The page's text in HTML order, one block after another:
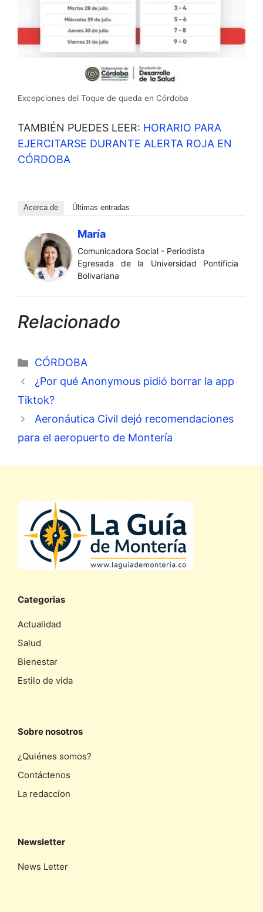
Excepciones del Toque de queda en Córdoba
TAMBIÉN PUEDES LEER: HORARIO PARA
EJERCITARSE DURANTE ALERTA ROJA EN
CÓRDOBA
Acerca de Últimas entradas
María
Comunicadora Social - Periodista
Egresada de la Universidad Pontificia
Bolivariana
Relacionado
Categorías
CÓRDOBA
¿Por qué Anonymous pidió borrar la app
Tiktok?
Aeronáutica Civil dejó recomendaciones
para el aeropuerto de Montería
Categorias
Actualidad
Salud
Bienestar
Estilo de vida
Sobre nosotros
¿Quiénes somos?
Contáctenos
La redaccíon
Newsletter
News Letter